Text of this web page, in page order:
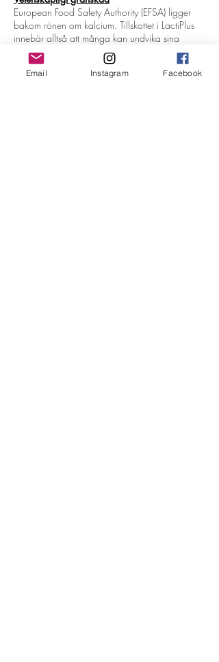
European Food Safety Authority (EFSA) ligger
bakom rönen om kalcium. Tillskottet i LactiPlus
innebär alltså att många kan undvika sina
magbesvär med ett par kapslar LactiPlus varje
dag.
Email Instagram Facebook